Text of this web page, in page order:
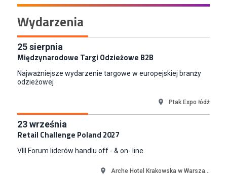
Specjalista/tka ds. Utrzymania Ruchu
W.Kruk
Key Account Manager Meble
Empik
Młodszy Specjalista ds. Sprzedaży B2B (K/M/N)
Warszawa
Key Account Manager
Puccini
Wydarzenia
25sierpnia
Międzynarodowe Targi Odzieżowe B2B
Najważniejsze wydarzenie targowe w europejskiej branży
odzieżowej
Ptak Expo łódź
23września
Retail Challenge Poland 2027
VIII Forum liderów handlu off - & on- line
Arche Hotel Krakowska w Warsza...